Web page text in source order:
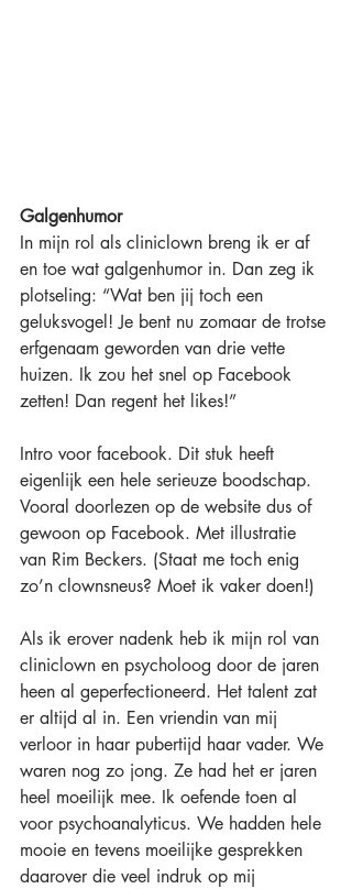
Galgenhumor
In mijn rol als cliniclown breng ik er af
en toe wat galgenhumor in. Dan zeg ik
plotseling: “Wat ben jij toch een
geluksvogel! Je bent nu zomaar de trotse
erfgenaam geworden van drie vette
huizen. Ik zou het snel op Facebook
zetten! Dan regent het likes!”
Intro voor facebook. Dit stuk heeft
eigenlijk een hele serieuze boodschap.
Vooral doorlezen op de website dus of
gewoon op Facebook. Met illustratie
van Rim Beckers. (Staat me toch enig
zo’n clownsneus? Moet ik vaker doen!)
Als ik erover nadenk heb ik mijn rol van
cliniclown en psycholoog door de jaren
heen al geperfectioneerd. Het talent zat
er altijd al in. Een vriendin van mij
verloor in haar pubertijd haar vader. We
waren nog zo jong. Ze had het er jaren
heel moeilijk mee. Ik oefende toen al
voor psychoanalyticus. We hadden hele
mooie en tevens moeilijke gesprekken
daarover die veel indruk op mij